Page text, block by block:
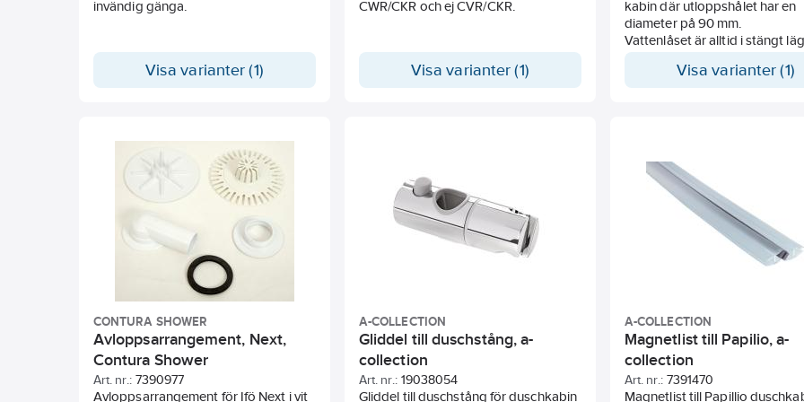
invändig gänga.
Visa varianter (1)
CWR/CKR och ej CVR/CKR.
Visa varianter (1)
kabin där utloppshålet har en
diameter på 90 mm.
Vattenlåset är alltid i stängt
av vatten. Stoppar även för
Visa varianter (1)
CONTURA SHOWER
Avloppsarrangement, Next,
Contura Shower
Art. nr.: 7390977
Avloppsarrangement för Ifö Next i vit
A-COLLECTION
Gliddel till duschstång, a-
collection
Art. nr.: 19038054
Gliddel till duschstång för duschkabin
A-COLLECTION
Magnetlist till Papilio, a-
collection
Art. nr.: 7391470
Magnetlist till Papillio